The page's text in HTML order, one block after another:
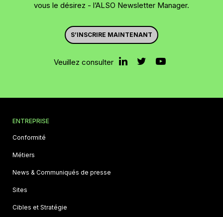
vous le désirez - l’ALSO Newsletter Manager.
S’INSCRIRE MAINTENANT
Veuillez consulter
ENTREPRISE
Conformité
Métiers
News & Communiqués de presse
Sites
Cibles et Stratégie